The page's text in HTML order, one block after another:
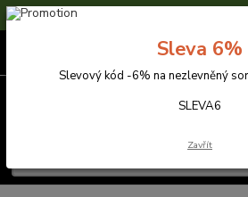
Sleva 6% na nezlevněné zboží s
Sleva 6%
Slevový kód -6% na nezlevněný
SLEVA6
Zavřít